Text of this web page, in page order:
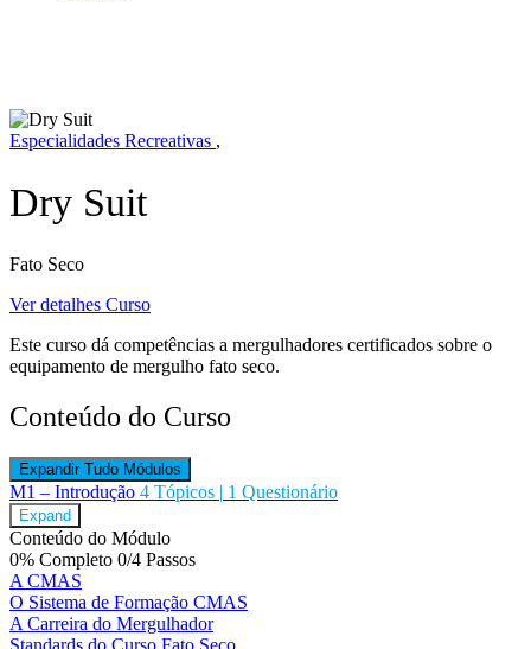
Especialidades Recreativas ,
Dry Suit
Fato Seco
Ver detalhes Curso
Este curso dá competências a mergulhadores certificados sobre o
equipamento de mergulho fato seco.
Conteúdo do Curso
Expandir Tudo Módulos
M1 – Introdução 4 Tópicos | 1 Questionário
Expand
Conteúdo do Módulo
0% Completo 0/4 Passos
A CMAS
O Sistema de Formação CMAS
A Carreira do Mergulhador